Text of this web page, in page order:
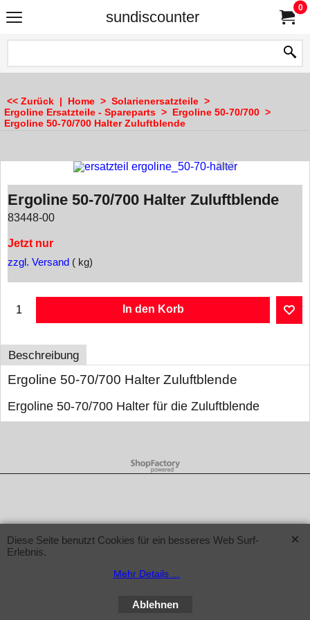
sundiscounter
0
<< Zurück | Home > Solarienersatzteile >
Ergoline Ersatzteile - Spareparts > Ergoline 50-70/700 >
Ergoline 50-70/700 Halter Zuluftblende
Ergoline 50-70/700 Halter Zuluftblende
83448-00
Jetzt nur
zzgl. Versand kg
In den Korb
Beschreibung
Ergoline 50-70/700 Halter Zuluftblende
Ergoline 50-70/700 Halter für die Zuluftblende
WebShop erstellt mit ShopFactory Shop Software.
Diese Seite benutzt Cookies für ein besseres Web Surf-
Erlebnis.
Mehr Details ...
Ablehnen